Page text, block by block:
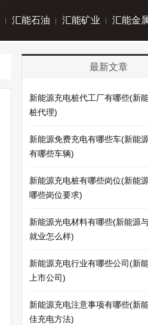
汇能石油 汇能矿业 汇能金
最新文章
新能源充电桩代工厂有哪些(新
桩代理)
新能源免费充电有哪些车(新能
有哪些车辆)
新能源充电桩有哪些岗位(新能
哪些岗位要求)
新能源光电材料有哪些(新能源
就业怎么样)
新能源充电行业有哪些公司(新
上市公司)
新能源充电注意事项有哪些(新
佳充电方法)